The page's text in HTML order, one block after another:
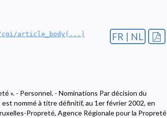
cgi/article_body(...) FR | NL
». - Personnel. - Nominations Par décision du
nommé à titre définitif, au 1er février 2002, en
Propreté, Agence Régionale pour la Propreté